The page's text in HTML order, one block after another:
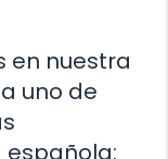
en nuestra
uno de